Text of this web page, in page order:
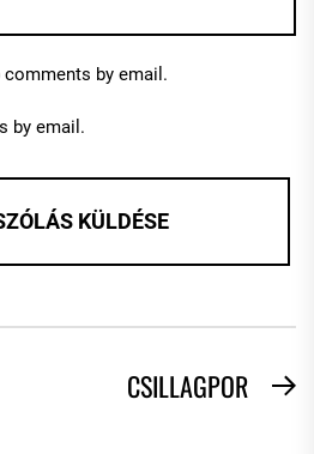
by email.
by email.
CSILLAGPOR